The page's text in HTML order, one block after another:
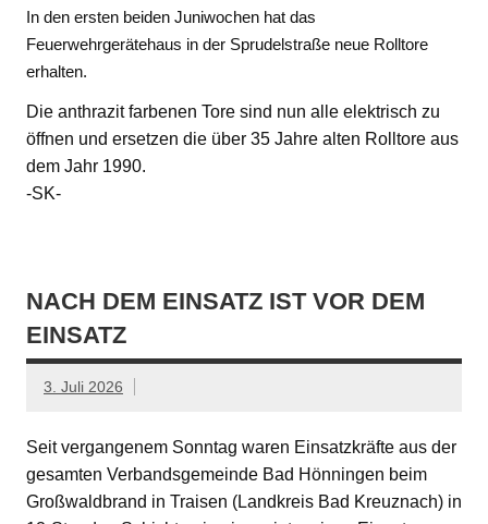
In den ersten beiden Juniwochen hat das
Feuerwehrgerätehaus in der Sprudelstraße neue Rolltore
erhalten.
Die anthrazit farbenen Tore sind nun alle elektrisch zu
öffnen und ersetzen die über 35 Jahre alten Rolltore aus
dem Jahr 1990.
-SK-
NACH DEM EINSATZ IST VOR DEM
EINSATZ
3. Juli 2026
Seit vergangenem Sonntag waren Einsatzkräfte aus der
gesamten Verbandsgemeinde Bad Hönningen beim
Großwaldbrand in Traisen (Landkreis Bad Kreuznach) in